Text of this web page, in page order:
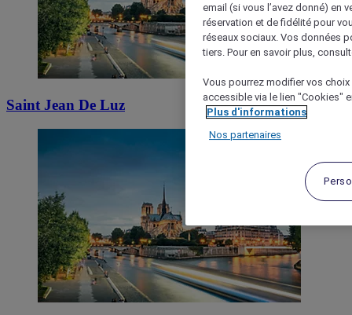
Saint Jean De Luz
email (si vous l’avez donné) en
réservation et de fidélité pour
réseaux sociaux. Vos données
tiers. Pour en savoir plus,
Vous pourrez modifier vos
accessible via le lien "Cookies"
Plus d'informations
Nos partenaires